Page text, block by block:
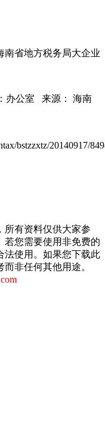
南省地方税务局大企业
办公室 来源： 海南
bstzzxtz/20140917/
所有资料仅供大家参
若您需要使用非免费的
法使用。如果您下载此
非任何其他用途。